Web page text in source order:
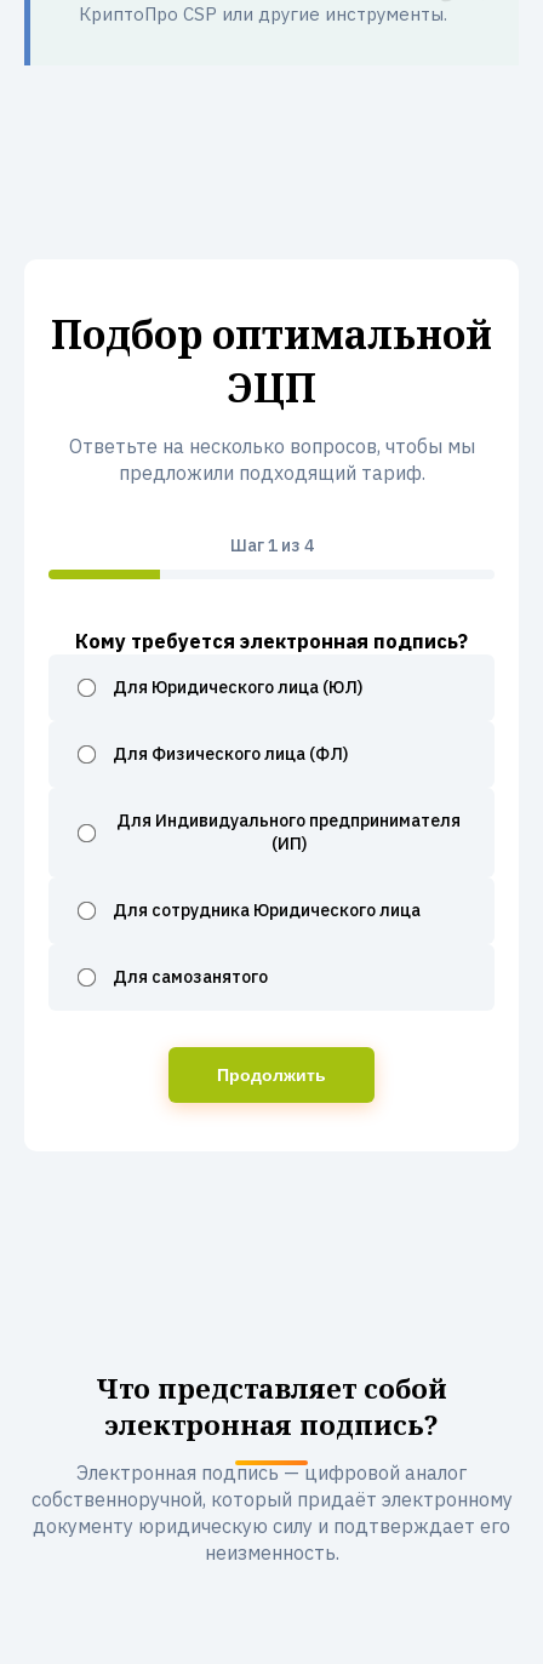
КриптоПро CSP или другие инструменты.
Подбор оптимальной
ЭЦП
Ответьте на несколько вопросов, чтобы мы
предложили подходящий тариф.
Шаг1из 4
Кому требуется электронная подпись?
Для Юридического лица (ЮЛ)
Для Физического лица (ФЛ)
Для Индивидуального предпринимателя
(ИП)
Для сотрудника Юридического лица
Для самозанятого
Продолжить
Что представляет собой
электронная подпись?
Электронная подпись — цифровой аналог
собственноручной, который придаёт электронному
документу юридическую силу и подтверждает его
неизменность.